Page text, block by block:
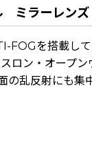
ミラーレンズ
を搭載して
ン・オープン
乱反射にも